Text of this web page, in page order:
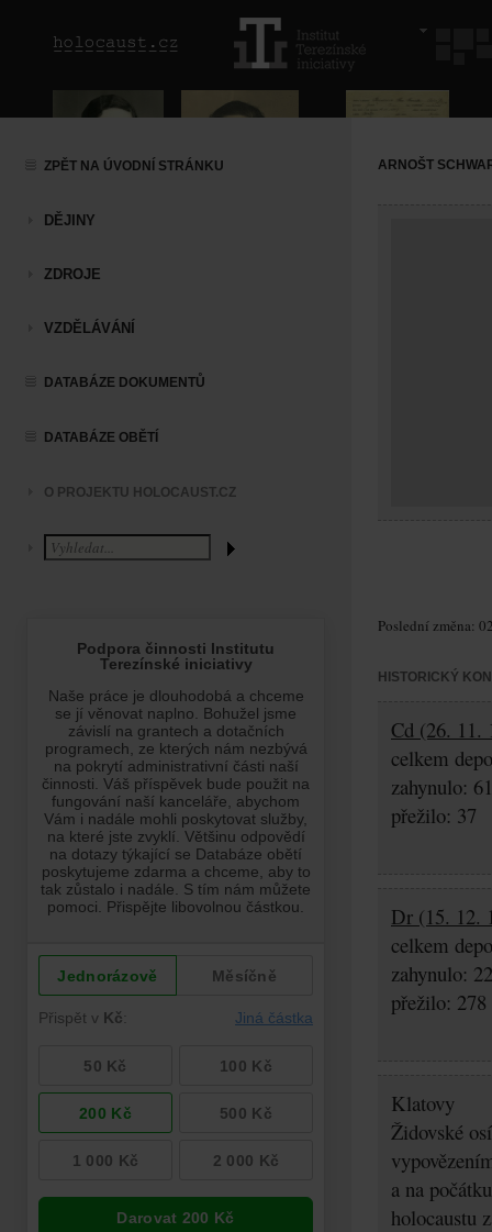
ZPĚT NA ÚVODNÍ STRÁNKU
DĚJINY
ZDROJE
VZDĚLÁVÁNÍ
DATABÁZE DOKUMENTŮ
DATABÁZE OBĚTÍ
O PROJEKTU HOLOCAUST.CZ
ARNOŠT
Poslední změna:
HISTORICKÝ
Cd (26. 11.
celkem
zahynulo:
přežilo: 37
Dr (15. 12.
celkem
zahynulo:
přežilo: 278
Klatovy
Židovské
a na
holocaustu